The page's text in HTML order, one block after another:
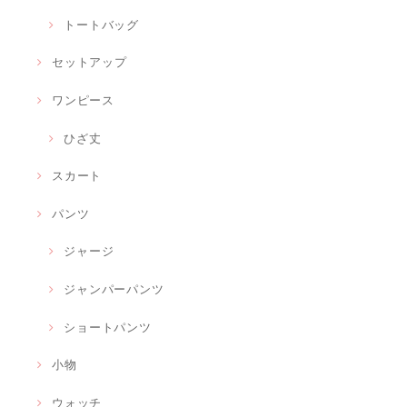
トートバッグ
セットアップ
ワンピース
ひざ丈
スカート
パンツ
ジャージ
ジャンパーパンツ
ショートパンツ
小物
ウォッチ